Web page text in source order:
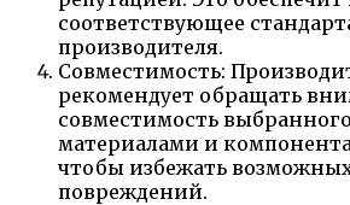
соответствующее
производителя.
Совместимость:
рекомендует обращать
совместимость
материалами и
чтобы избежать
повреждений.